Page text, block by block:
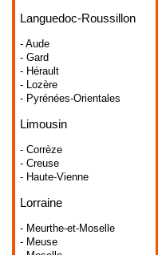
Languedoc-Roussillon
- Aude
- Gard
- Hérault
- Lozère
- Pyrénées-Orientales
Limousin
- Corrèze
- Creuse
- Haute-Vienne
Lorraine
- Meurthe-et-Moselle
- Meuse